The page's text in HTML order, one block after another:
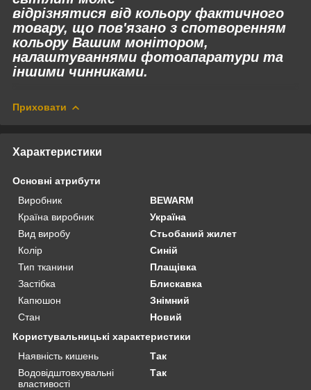
відрізнятися від кольору фактичного
товару, що пов'язано з спотворенням
кольору Вашим монітором,
налаштуваннями фотоапаратури та
іншими чинниками.
Приховати
Характеристики
Основні атрибути
Виробник
BEWARM
Країна виробник
Україна
Вид виробу
Стьобаний жилет
Колір
Синій
Тип тканини
Плащівка
Застібка
Блискавка
Капюшон
Знімний
Стан
Новий
Користувальницькі характеристики
Наявність кишень
Так
Водовідштовхувальні
властивості
Так